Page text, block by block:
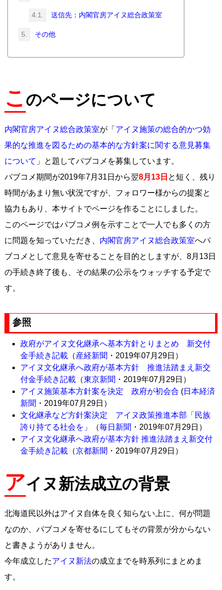
送信先：内閣官房アイヌ総合政策室
その他
こ のページについて
内閣官房アイヌ総合政策室が「 アイヌ施策の総合的かつ効
果的な推進を図るための基本的な方針案に関する意見募集
について 」と題してパブコメを募集しています。
パブコメ期間が2019年7月31日から翌8月13日 と短く、残り
時間があまり無い状況ですが、フォロワー様からの提案と
協力もあり、本サイトでページを作ることにしました。
このページではパブコメ例を示すことで一人でも多くの方
に問題を知っていただき、 内閣官房アイヌ総合政策室へパ
ブコメとして意見を寄せることを目的としますが、8月13日
の手続き終了後も、その結果の公示をウォッチする予定で
す。
参照
政府がアイヌ文化継承へ基本方針とりまとめ 新交付
金手続き記載（産経新聞 ・2019年07月29日）
アイヌ文化継承へ政府が基本方針 推進法踏まえ新交
付金手続き記載（東京新聞 ・2019年07月29日）
アイヌ施策基本方針案を決定 政府が初会合 (日本経済
新聞 ・2019年07月29日）
文化継承など方針案決定 アイヌ政策推進本部「民族
誇り持てる社会を」
（毎日新聞 ・2019年07月29日）
アイヌ文化継承へ政府が基本方針 推進法踏まえ新交付
金手続き記載（京都新聞 ・2019年07月29日）
アイヌ新法成立の背景
北海道民以外はアイヌ自体を良く知らない上に、何が問題
なのか、パブコメを寄せるにしてもその背景が分からない
と書きようがありません。
今年成立したアイヌ新法の成立までを時系列にまとめま
す。